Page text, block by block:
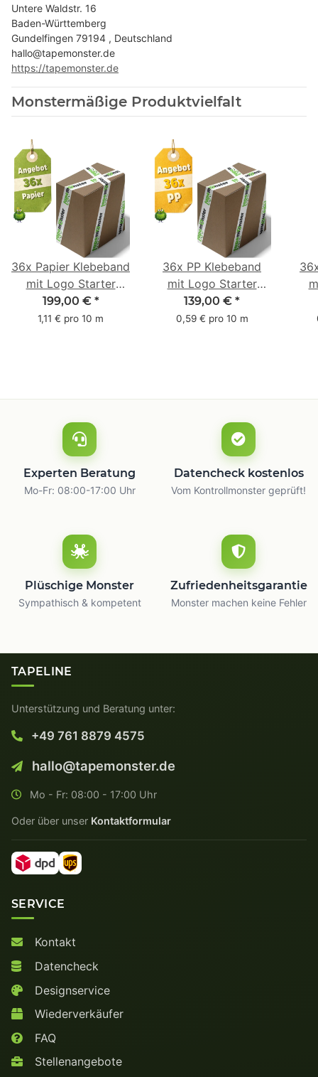
Untere Waldstr. 16
Baden-Württemberg
Gundelfingen 79194 , Deutschland
hallo@tapemonster.de
https://tapemonster.de
Monstermäßige Produktvielfalt
36x Papier Klebeband
mit Logo Starter
Pack - 1-farbig- 50
mm x 50 m - mit
199,00 € *
1,11 € pro 10 m
36x PP Klebeband
mit Logo Starter
Pack - 1-farbig- 48
mm x 66 m
139,00 € *
0,59 € pro 10 m
Experten Beratung
Mo-Fr: 08:00-17:00 Uhr
Datencheck kostenlos
Vom Kontrollmonster geprüft!
Plüschige Monster
Sympathisch & kompetent
Zufriedenheitsgarantie
Monster machen keine Fehler
TAPELINE
Unterstützung und Beratung unter:
+49 761 8879 4575
hallo@tapemonster.de
Mo - Fr: 08:00 - 17:00 Uhr
Oder über unser Kontaktformular
SERVICE
Kontakt
Datencheck
Designservice
Wiederverkäufer
FAQ
Stellenangebote